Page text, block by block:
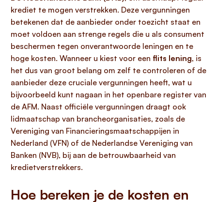
krediet te mogen verstrekken. Deze vergunningen
betekenen dat de aanbieder onder toezicht staat en
moet voldoen aan strenge regels die u als consument
beschermen tegen onverantwoorde leningen en te
hoge kosten. Wanneer u kiest voor een flits lening, is
het dus van groot belang om zelf te controleren of de
aanbieder deze cruciale vergunningen heeft, wat u
bijvoorbeeld kunt nagaan in het openbare register van
de AFM. Naast officiële vergunningen draagt ook
lidmaatschap van brancheorganisaties, zoals de
Vereniging van Financieringsmaatschappijen in
Nederland (VFN) of de Nederlandse Vereniging van
Banken (NVB), bij aan de betrouwbaarheid van
kredietverstrekkers.
Hoe bereken je de kosten en